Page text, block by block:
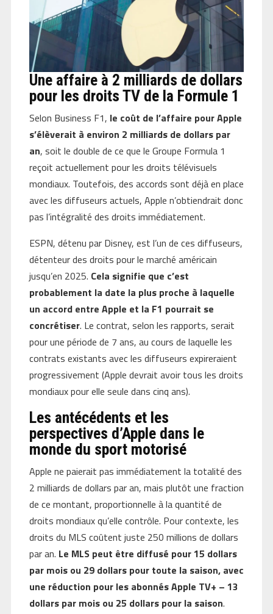
Une affaire à 2 milliards de dollars
pour les droits TV de la Formule 1
Selon Business F1, le coût de l’affaire pour Apple
s’élèverait à environ 2 milliards de dollars par
an, soit le double de ce que le Groupe Formula 1
reçoit actuellement pour les droits télévisuels
mondiaux. Toutefois, des accords sont déjà en place
avec les diffuseurs actuels, Apple n’obtiendrait donc
pas l’intégralité des droits immédiatement.
ESPN, détenu par Disney, est l’un de ces diffuseurs,
détenteur des droits pour le marché américain
jusqu’en 2025. Cela signifie que c’est
probablement la date la plus proche à laquelle
un accord entre Apple et la F1 pourrait se
concrétiser. Le contrat, selon les rapports, serait
pour une période de 7 ans, au cours de laquelle les
contrats existants avec les diffuseurs expireraient
progressivement (Apple devrait avoir tous les droits
mondiaux pour elle seule dans cinq ans).
Les antécédents et les
perspectives d’Apple dans le
monde du sport motorisé
Apple ne paierait pas immédiatement la totalité des
2 milliards de dollars par an, mais plutôt une fraction
de ce montant, proportionnelle à la quantité de
droits mondiaux qu’elle contrôle. Pour contexte, les
droits du MLS coûtent juste 250 millions de dollars
par an. Le MLS peut être diffusé pour 15 dollars
par mois ou 29 dollars pour toute la saison, avec
une réduction pour les abonnés Apple TV+ – 13
dollars par mois ou 25 dollars pour la saison.